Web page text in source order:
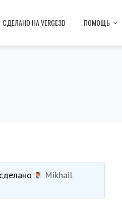
СДЕЛАНО НА VERGE3D ПОМОЩЬ
сделано
Mikhail